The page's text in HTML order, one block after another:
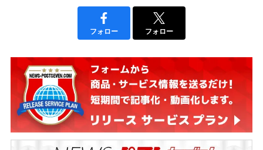
フォロー フォロー